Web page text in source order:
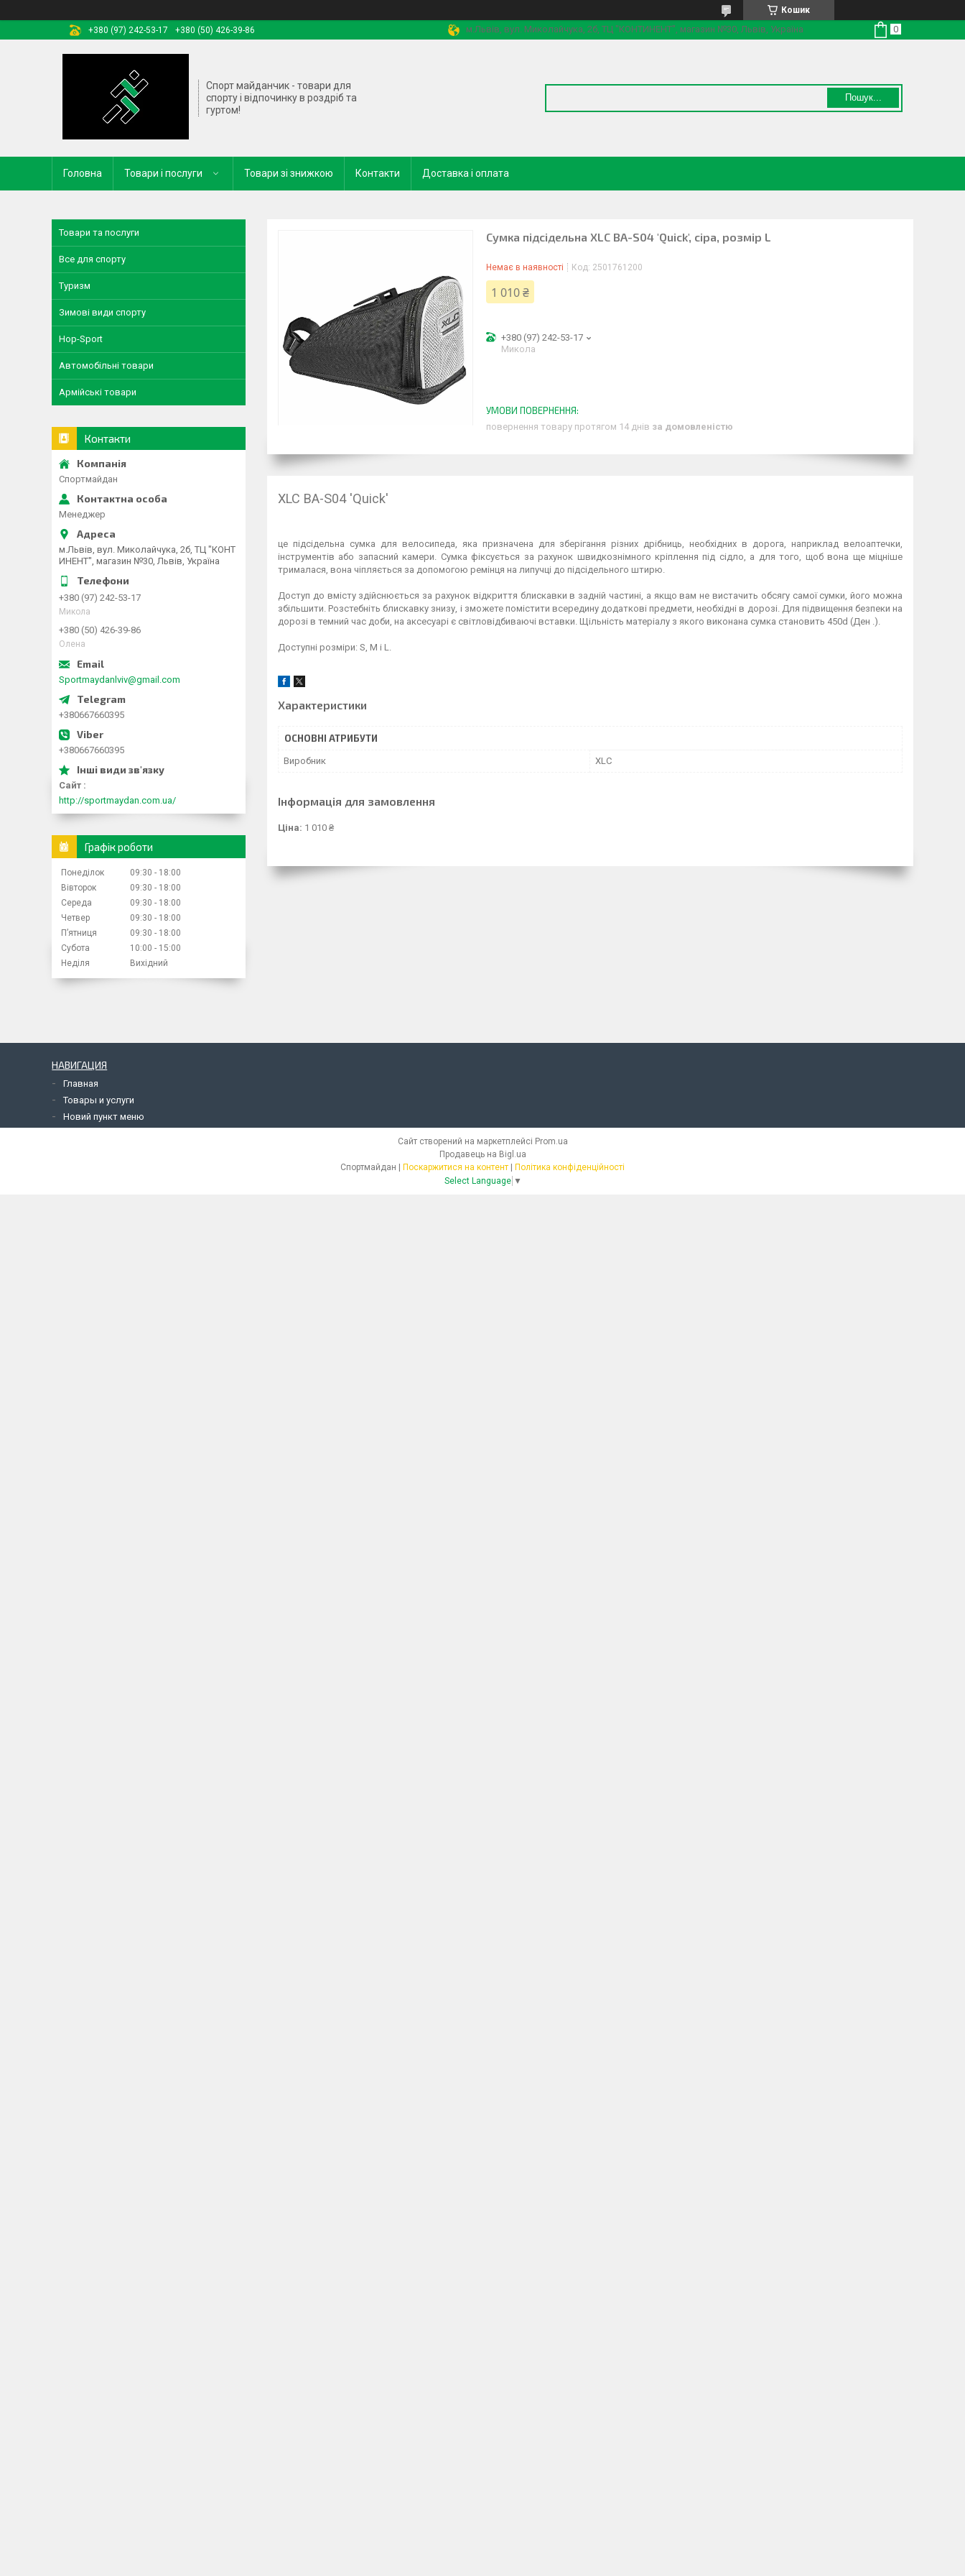
Кошик
+380 (97) 242-53-17
+380 (50) 426-39-86 м.Львів, вул. Миколайчука, 2б, ТЦ "КОНТИНЕНТ", магазин №30, Львів, Україна
Спорт майданчик - товари для
спорту і відпочинку в роздріб та
гуртом!
Пошук...
Головна Товари і послуги Товари зі знижкою Контакти Доставка і оплата
Сумка підсідельна XLC BA-S04 'Quick', сіра, розмір L
Немає в наявності Код: 2501761200
1 010 ₴
+380 (97) 242-53-17
Микола
повернення товару протягом 14 днів за домовленістю
XLC BA-S04 'Quick'
це підсідельна сумка для велосипеда, яка призначена для зберігання різних дрібниць, необхідних в дорога, наприклад велоаптечки,
інструментів або запасний камери. Сумка фіксується за рахунок швидкознімного кріплення під сідло, а для того, щоб вона ще міцніше
трималася, вона чіпляється за допомогою ремінця на липучці до підсідельного штирю.
Доступ до вмісту здійснюється за рахунок відкриття блискавки в задній частині, а якщо вам не вистачить обсягу самої сумки, його можна
збільшити. Розстебніть блискавку знизу, і зможете помістити всередину додаткові предмети, необхідні в дорозі. Для підвищення безпеки на
дорозі в темний час доби, на аксесуарі є світловідбиваючі вставки. Щільність матеріалу з якого виконана сумка становить 450d (Ден .).
Доступні розміри: S, M і L.
Характеристики
ОСНОВНІ АТРИБУТИ
Виробник XLC
Інформація для замовлення
Ціна: 1 010 ₴
Товари та послуги
Все для спорту
Туризм
Зимові види спорту
Hop-Sport
Автомобільні товари
Армійські товари
Контакти
Спортмайдан
Менеджер
м.Львів, вул. Миколайчука, 2б, ТЦ "КОНТ
ИНЕНТ", магазин №30, Львів, Україна
+380 (97) 242-53-17
Микола
+380 (50) 426-39-86
Олена
Sportmaydanlviv@gmail.com
+380667660395
+380667660395
Сайт
http://sportmaydan.com.ua/
Графік роботи
Понеділок 09:30
18:00
Вівторок
09:30
18:00
Середа
09:30
18:00
Четвер
09:30
18:00
Пʼятниця
09:30
18:00
Субота
10:00
15:00
Неділя
Вихідний
НАВИГАЦИЯ
Главная
Товары и услуги
Новий пункт меню
Сайт створений на маркетплейсі Prom.ua
Продавець на Bigl.ua
Поскаржитися на контент
Політика конфіденційності
Select Language ▼